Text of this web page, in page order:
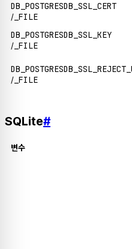
DB_POSTGRESDB_SSL_CERT
/ _FILE
DB_POSTGRESDB_SSL_KEY
/ _FILE
/ _FILE
SQLite#
변수